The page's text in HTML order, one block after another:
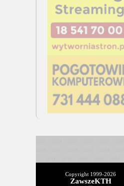
Copyright 1999-2026
ZawszeKTH